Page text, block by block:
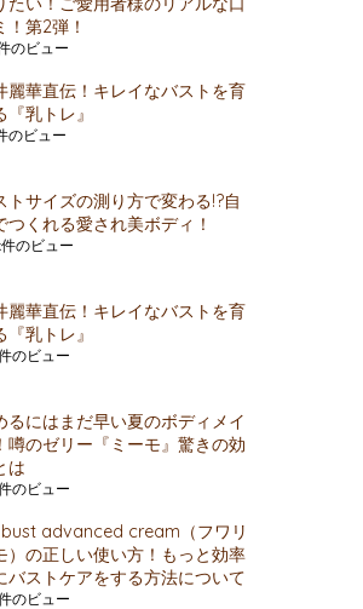
！第2弾！
のビュー
麗華直伝！キレイなバストを育
『乳トレ』
のビュー
トサイズの測り方で変わる!?自
つくれる愛され美ボディ！
のビュー
麗華直伝！キレイなバストを育
『乳トレ』
のビュー
るにはまだ早い夏のボディメイ
噂のゼリー『ミーモ』驚きの効
は
のビュー
advanced cream（フワリ
）の正しい使い方！もっと効率
バストケアをする方法について
のビュー